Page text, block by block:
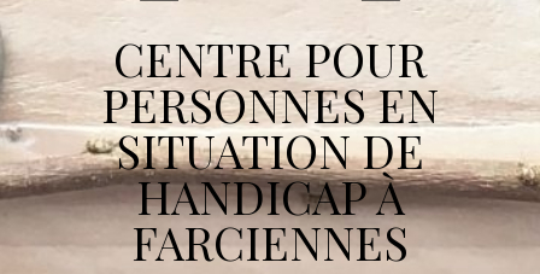
CENTRE POUR
PERSONNES EN
SITUATION DE
HANDICAP À
FARCIENNES